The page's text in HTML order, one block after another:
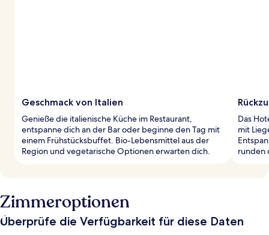
Geschmack von Italien
Genieße die italienische Küche im Restaurant,
entspanne dich an der Bar oder beginne den Tag mit
einem Frühstücksbuffet. Bio-Lebensmittel aus der
Region und vegetarische Optionen erwarten dich.
Das
mit
runden
Zimmeroptionen
Überprüfe die Verfügbarkeit für diese Daten